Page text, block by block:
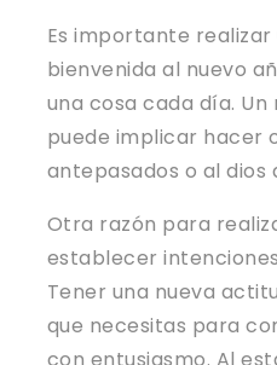
Es importante
bienvenida al nuevo
una cosa cada día.
puede implicar hacer
antepasados ​​o al dios
Otra razón para
establecer
Tener una nueva
que necesitas para
con entusiasmo. Al